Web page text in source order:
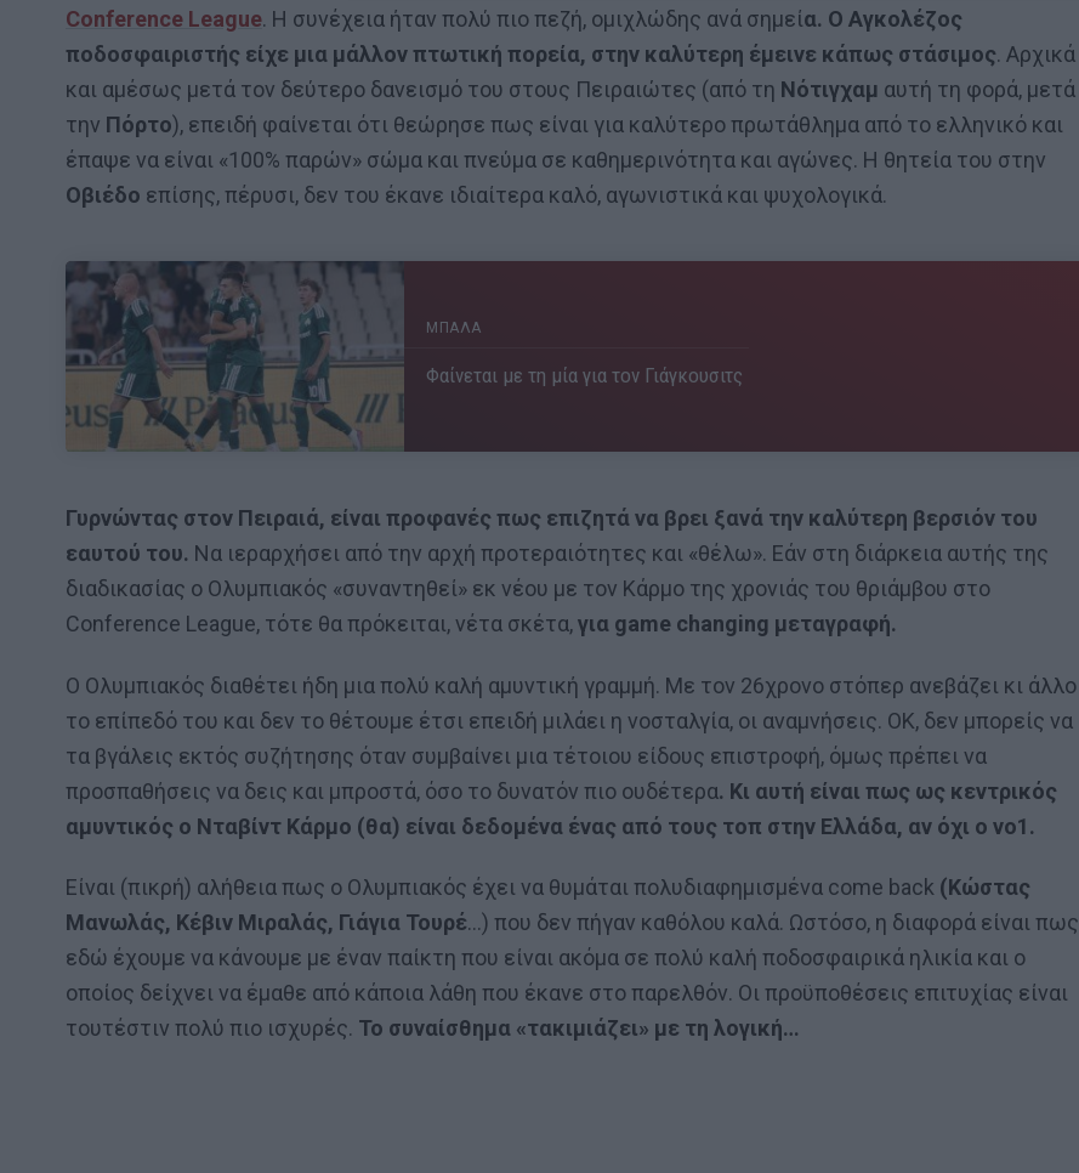
Conference League. Η συνέχεια ήταν πολύ πιο πεζή, ομιχλώδης ανά σημεία. Ο Αγκολέζος
ποδοσφαιριστής είχε μια μάλλον πτωτική πορεία, στην καλύτερη έμεινε κάπως στάσιμος. Αρχικά
και αμέσως μετά τον δεύτερο δανεισμό του στους Πειραιώτες (από τη Νότιγχαμ αυτή τη φορά, μετά
την Πόρτο), επειδή φαίνεται ότι θεώρησε πως είναι για καλύτερο πρωτάθλημα από το ελληνικό και
έπαψε να είναι «100% παρών» σώμα και πνεύμα σε καθημερινότητα και αγώνες. Η θητεία του στην
Οβιέδο επίσης, πέρυσι, δεν του έκανε ιδιαίτερα καλό, αγωνιστικά και ψυχολογικά.
ΜΠΑΛΑ
Φαίνεται με τη μία για τον Γιάγκουσιτς
Γυρνώντας στον Πειραιά, είναι προφανές πως επιζητά να βρει ξανά την καλύτερη βερσιόν του
εαυτού του. Να ιεραρχήσει από την αρχή προτεραιότητες και «θέλω». Εάν στη διάρκεια αυτής της
διαδικασίας ο Ολυμπιακός «συναντηθεί» εκ νέου με τον Κάρμο της χρονιάς του θριάμβου στο
Conference League, τότε θα πρόκειται, νέτα σκέτα,για game changing μεταγραφή.
Ο Ολυμπιακός διαθέτει ήδη μια πολύ καλή αμυντική γραμμή. Με τον 26χρονο στόπερ ανεβάζει κι άλλο
το επίπεδό του και δεν το θέτουμε έτσι επειδή μιλάει η νοσταλγία, οι αναμνήσεις. ΟΚ, δεν μπορείς να
τα βγάλεις εκτός συζήτησης όταν συμβαίνει μια τέτοιου είδους επιστροφή, όμως πρέπει να
προσπαθήσεις να δεις και μπροστά, όσο το δυνατόν πιο ουδέτερα. Κι αυτή είναι πως ως κεντρικός
αμυντικός ο Νταβίντ Κάρμο (θα) είναι δεδομένα ένας από τους τοπ στην Ελλάδα, αν όχι ο νο1.
Είναι (πικρή) αλήθεια πως ο Ολυμπιακός έχει να θυμάται πολυδιαφημισμένα come back (Κώστας
Μανωλάς, Κέβιν Μιραλάς, Γιάγια Τουρέ…) που δεν πήγαν καθόλου καλά. Ωστόσο, η διαφορά είναι πως
εδώ έχουμε να κάνουμε με έναν παίκτη που είναι ακόμα σε πολύ καλή ποδοσφαιρικά ηλικία και ο
οποίος δείχνει να έμαθε από κάποια λάθη που έκανε στο παρελθόν. Οι προϋποθέσεις επιτυχίας είναι
τουτέστιν πολύ πιο ισχυρές. Το συναίσθημα «τακιμιάζει» με τη λογική…